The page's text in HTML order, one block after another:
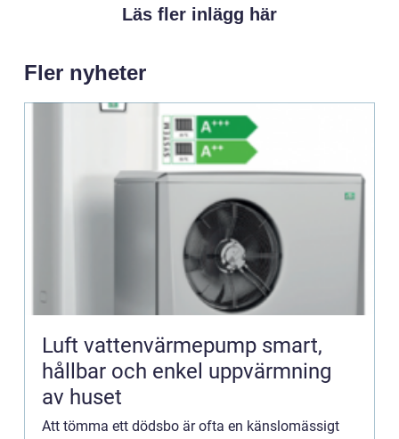
Läs fler inlägg här
Fler nyheter
Luft vattenvärmepump smart,
hållbar och enkel uppvärmning
av huset
Att tömma ett dödsbo är ofta en känslomässigt